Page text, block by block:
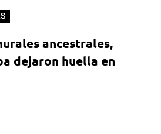
ancestrales,
dejaron huella en